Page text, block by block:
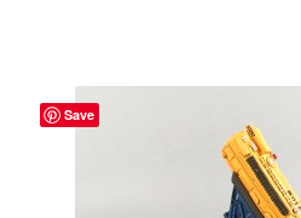
Save